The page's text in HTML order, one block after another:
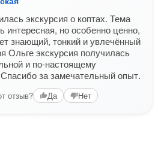
экскурсия о коптах. Тема
интересная, но особенно ценно,
знающий, тонкий и увлечённый
Ольге экскурсия получилась
и по-настоящему
за замечательный опыт.
отзыв? Да Нет